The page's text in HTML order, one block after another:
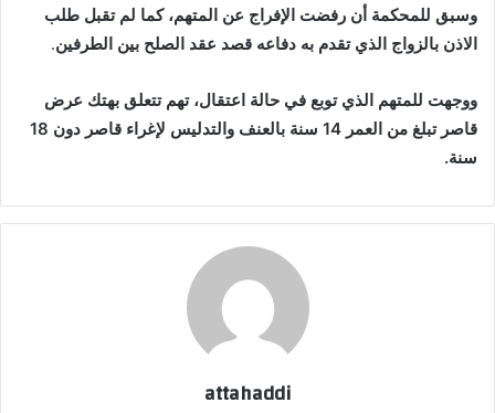
وسبق للمحكمة أن رفضت الإفراج عن المتهم، كما لم تقبل طلب
الاذن بالزواج الذي تقدم به دفاعه قصد عقد الصلح بين الطرفين.
ووجهت للمتهم الذي توبع في حالة اعتقال، تهم تتعلق بهتك عرض
قاصر تبلغ من العمر 14 سنة بالعنف والتدليس لإغراء قاصر دون 18
سنة.
attahaddi